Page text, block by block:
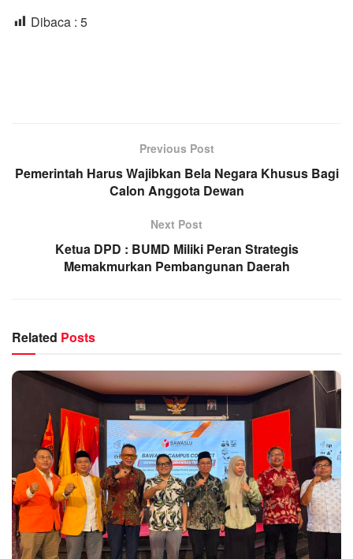
Dibaca : 5
Previous Post
Pemerintah Harus Wajibkan Bela Negara Khusus Bagi
Calon Anggota Dewan
Next Post
Ketua DPD : BUMD Miliki Peran Strategis
Memakmurkan Pembangunan Daerah
Related Posts